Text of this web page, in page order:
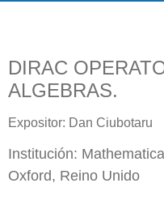
DIRAC
ALGEBRAS.
Expositor: Dan Ciubotaru
Institución:
Oxford, Reino Unido